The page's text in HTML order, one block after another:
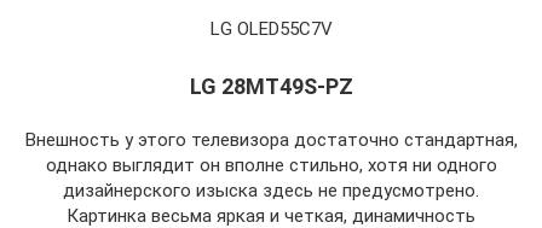
LG OLED55C7V
LG 28MT49S-PZ
Внешность у этого телевизора достаточно стандартная,
однако выглядит он вполне стильно, хотя ни одного
дизайнерского изыска здесь не предусмотрено.
Картинка весьма яркая и четкая, динамичность